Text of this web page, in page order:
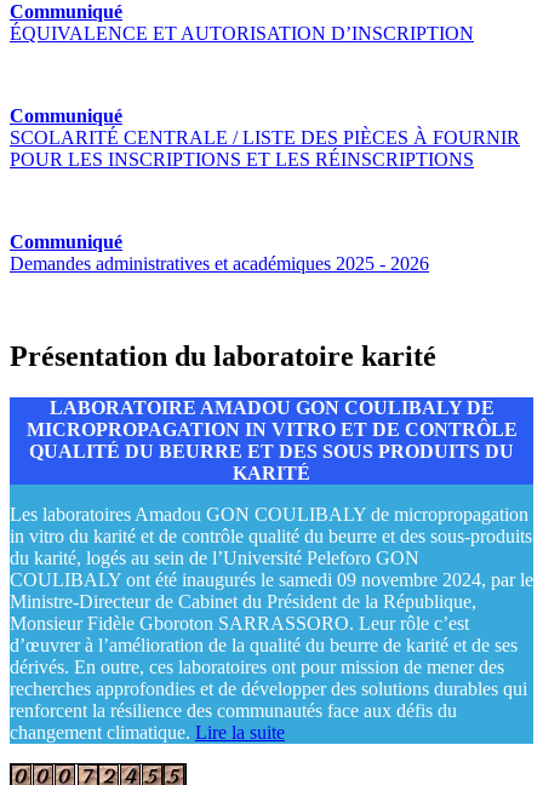
Communiqué
ÉQUIVALENCE ET AUTORISATION D’INSCRIPTION
Communiqué
SCOLARITÉ CENTRALE / LISTE DES PIÈCES À FOURNIR
POUR LES INSCRIPTIONS ET LES RÉINSCRIPTIONS
Communiqué
Demandes administratives et académiques 2025 - 2026
Présentation du laboratoire karité
LABORATOIRE AMADOU GON COULIBALY DE
MICROPROPAGATION IN VITRO ET DE CONTRÔLE
QUALITÉ DU BEURRE ET DES SOUS PRODUITS DU
KARITÉ
Les laboratoires Amadou GON COULIBALY de micropropagation
in vitro du karité et de contrôle qualité du beurre et des sous-produits
du karité, logés au sein de l’Université Peleforo GON
COULIBALY ont été inaugurés le samedi 09 novembre 2024, par le
Ministre-Directeur de Cabinet du Président de la République,
Monsieur Fidèle Gboroton SARRASSORO. Leur rôle c’est
d’œuvrer à l’amélioration de la qualité du beurre de karité et de ses
dérivés. En outre, ces laboratoires ont pour mission de mener des
recherches approfondies et de développer des solutions durables qui
renforcent la résilience des communautés face aux défis du
changement climatique. Lire la suite